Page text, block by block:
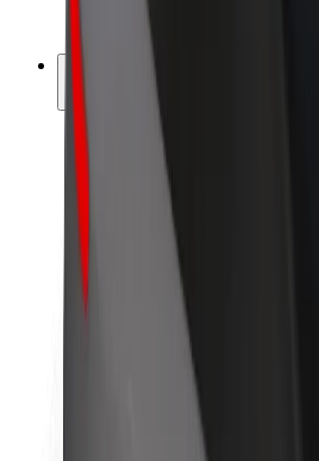
Společnost
O společnosti Bolt
Udržitelnost podle Boltu
Projekt Zero
Tiskové centrum
Pokyny ke značce
Naše poslání